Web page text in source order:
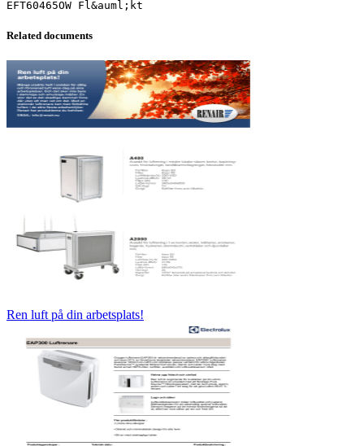
Related documents
Ren luft på din arbetsplats!